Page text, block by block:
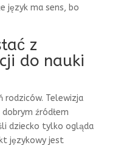
język ma sens, bo
z
do nauki
rodziców. Telewizja
źródłem
dziecko tylko ogląda
językowy jest